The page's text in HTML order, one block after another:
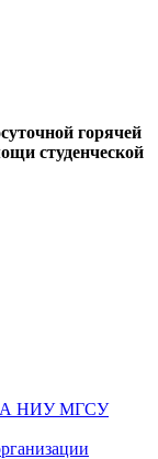
горячей
студенческой
НИУ МГСУ